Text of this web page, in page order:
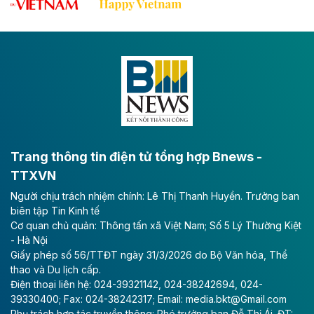
tốc CT.11 qua Ninh Bình
Đông A dài khoảng 25,1 km được kỳ vọng sẽ tạo động
lực phát triển kinh tế - xã hội khu vực phía Nam đồng
Long Thành
Tổng công ty Cảng hàng không Việt Nam - CTCP
(ACV) vừa lập kỷ lục mới về lợi nhuận trong quý
II/2026.
Theo baodautu.vn
Vinaconex lập đỉnh doanh thu
Tổng CTCP Xuất nhập khẩu và Xây dựng Việt Nam
(Vinaconex) đã khép lại nửa đầu năm với doanh thu
Trang thông tin điện tử tổng hợp Bnews -
TTXVN
Người chịu trách nhiệm chính: Lê Thị Thanh Huyền. Trưởng ban
biên tập Tin Kinh tế
Cơ quan chủ quản: Thông tấn xã Việt Nam; Số 5 Lý Thường Kiệt
- Hà Nội
Giấy phép số 56/TTĐT ngày 31/3/2026 do Bộ Văn hóa, Thể
thao và Du lịch cấp.
Điện thoại liên hệ: 024-39321142, 024-38242694, 024-
39330400; Fax: 024-38242317; Email: media.bkt@Gmail.com